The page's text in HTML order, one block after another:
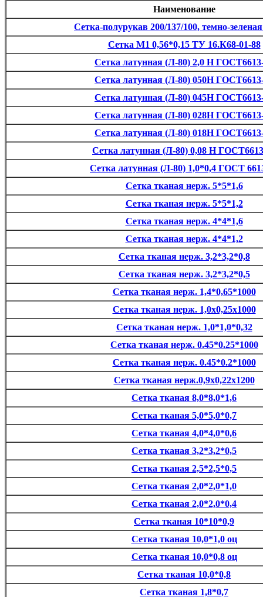
Наименование
Сетка-полурукав 200/137/100, темно-
Сетка М1 0,56*0,15 ТУ 16.К68-01-88
Сетка латунная (Л-80) 2,0 Н
Сетка латунная (Л-80) 050Н
Сетка латунная (Л-80) 045Н
Сетка латунная (Л-80) 028Н
Сетка латунная (Л-80) 018Н
Сетка латунная (Л-80) 0,08 Н
Сетка латунная (Л-80) 1,0*0,4 ГОСТ
Сетка тканая нерж. 5*5*1,6
Сетка тканая нерж. 5*5*1,2
Сетка тканая нерж. 4*4*1,6
Сетка тканая нерж. 4*4*1,2
Сетка тканая нерж. 3,2*3,2*0,8
Сетка тканая нерж. 3,2*3,2*0,5
Сетка тканая нерж. 1,4*0,65*1000
Сетка тканая нерж. 1,0х0,25х1000
Сетка тканая нерж. 1,0*1,0*0,32
Сетка тканая нерж. 0.45*0.25*1000
Сетка тканая нерж. 0.45*0.2*1000
Сетка тканая нерж.0,9х0,22х1200
Сетка тканая 8,0*8,0*1,6
Сетка тканая 5,0*5,0*0,7
Сетка тканая 4,0*4,0*0,6
Сетка тканая 3,2*3,2*0,5
Сетка тканая 2,5*2,5*0,5
Сетка тканая 2,0*2,0*1,0
Сетка тканая 2,0*2,0*0,4
Сетка тканая 10*10*0,9
Сетка тканая 10,0*1,0 оц
Сетка тканая 10,0*0,8 оц
Сетка тканая 10,0*0,8
Сетка тканая 1,8*0,7